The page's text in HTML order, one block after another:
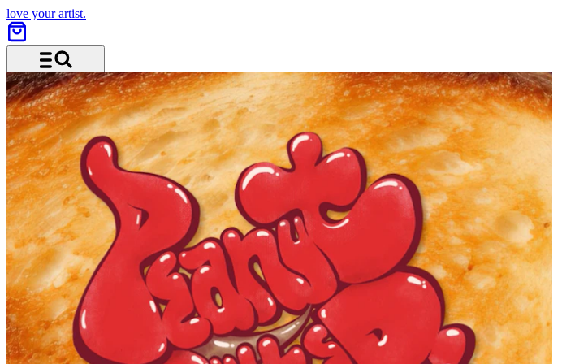
love your artist.
Menü und Suche